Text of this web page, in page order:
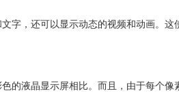
，还可以显示动态的视频和动画。
液晶显示屏相比。而且，由于每个